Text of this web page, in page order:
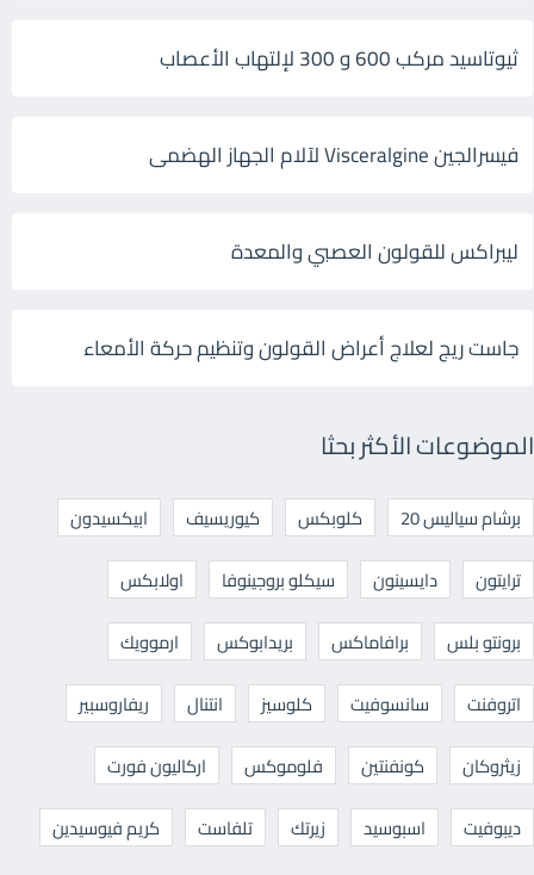
ثيوتاسيد مركب 600 و 300 لإلتهاب الأعصاب
فيسرالجين Visceralgine لآلام الجهاز الهضمى
ليبراكس للقولون العصبي والمعدة
جاست ريج لعلاج أعراض القولون وتنظيم حركة الأمعاء
الموضوعات الأكثر بحثا
برشام سياليس 20 كلوبكس كيوريسيف
ابيكسيدون
ترايتون
دايسينون سيكلو بروجينوفا
اولابكس
برونتو بلس
برافاماكس بريدابوكس
ارموويك
اتروفنت
سانسوفيت كلوسيز انتنال
ريفاروسبير
زيثروكان
كونفنتين فلوموكس
اركاليون فورت
ديبوفيت
اسبوسيد زيرتك تلفاست كريم فيوسيدين